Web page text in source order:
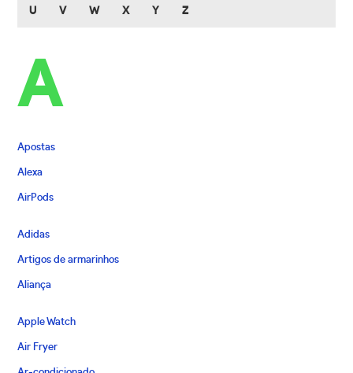
U V W X Y Z
A
Apostas
Alexa
AirPods
Adidas
Artigos de armarinhos
Aliança
Apple Watch
Air Fryer